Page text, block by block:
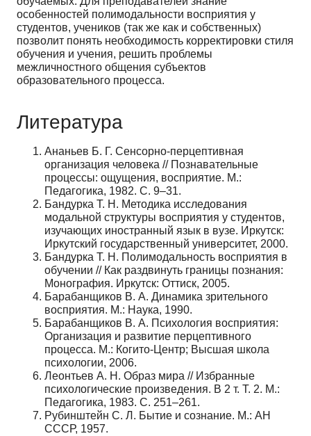
особенностей полимодальности восприятия у
студентов, учеников (так же как и собственных)
позволит понять необходимость корректировки стиля
обучения и учения, решить проблемы
межличностного общения субъектов
образовательного процесса.
Литература
Ананьев Б. Г. Сенсорно-перцептивная
организация человека // Познавательные
процессы: ощущения, восприятие. М.:
Педагогика, 1982. С. 9–31.
Бандурка Т. Н. Методика исследования
модальной структуры восприятия у студентов,
изучающих иностранный язык в вузе. Иркутск:
Иркутский государственный университет, 2000.
Бандурка Т. Н. Полимодальность восприятия в
обучении // Как раздвинуть границы познания:
Монография. Иркутск: Оттиск, 2005.
Барабанщиков В. А. Динамика зрительного
восприятия. М.: Наука, 1990.
Барабанщиков В. А. Психология восприятия:
Организация и развитие перцептивного
процесса. М.: Когито-Центр; Высшая школа
психологии, 2006.
Леонтьев А. Н. Образ мира // Избранные
психологические произведения. В 2 т. Т. 2. М.:
Педагогика, 1983. С. 251–261.
Рубинштейн С. Л. Бытие и сознание. М.: АН
СССР, 1957.